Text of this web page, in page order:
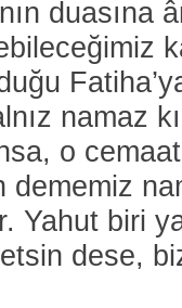
duasına
namaz
o
dememiz
Yahut biri
dese,